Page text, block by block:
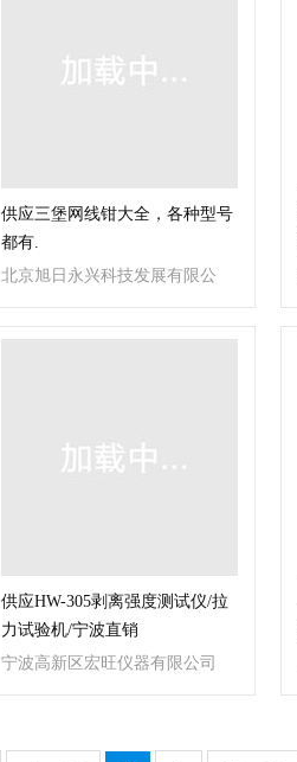
供应三堡网线钳大全，各种型号
都有.
北京旭日永兴科技发展有限公
司
供应HW-305剥离强度测试仪/拉
力试验机/宁波直销
宁波高新区宏旺仪器有限公司